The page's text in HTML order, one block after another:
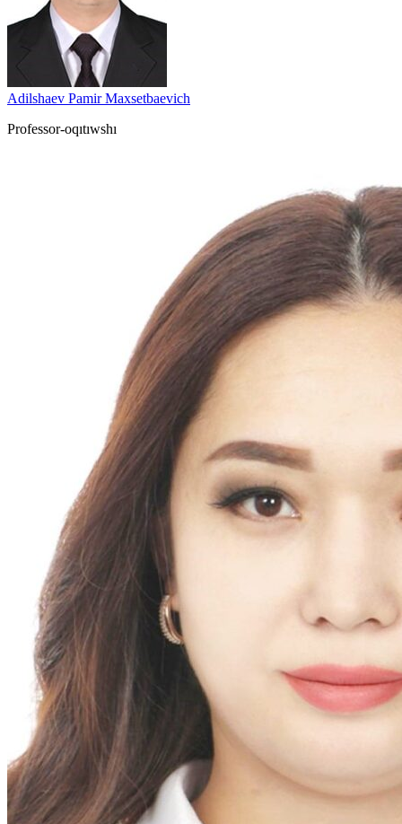
Adilshaev Pamir Maxsetbaevich
Professor-oqıtıwshı